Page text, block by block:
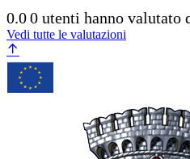
0.00 utenti hanno valutato
Vedi tutte le valutazioni